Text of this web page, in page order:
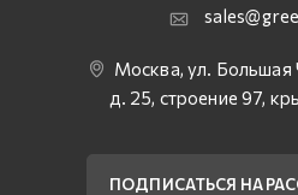
Москва, ул. Большая
д. 25, строение 97,
ПОДПИСАТЬСЯ НА